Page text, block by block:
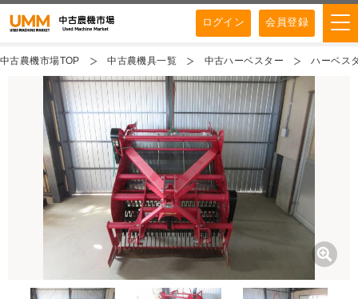
ログイン 会員登録
中古農機市場TOP 中古農機具一覧 中古ハーベスター ハーベス